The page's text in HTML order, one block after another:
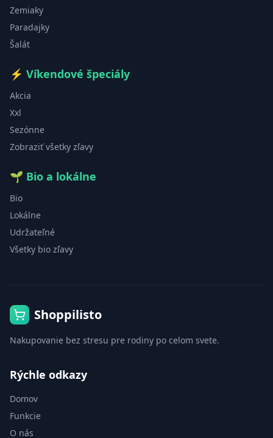
Zemiaky
Paradajky
Šalát
⚡ Víkendové špeciály
Akcia
Xxl
Sezónne
Zobraziť všetky zľavy
🌱 Bio a lokálne
Bio
Lokálne
Udržateľné
Všetky bio zľavy
Shoppilisto
Nakupovanie bez stresu pre rodiny po celom svete.
Rýchle odkazy
Domov
Funkcie
O nás